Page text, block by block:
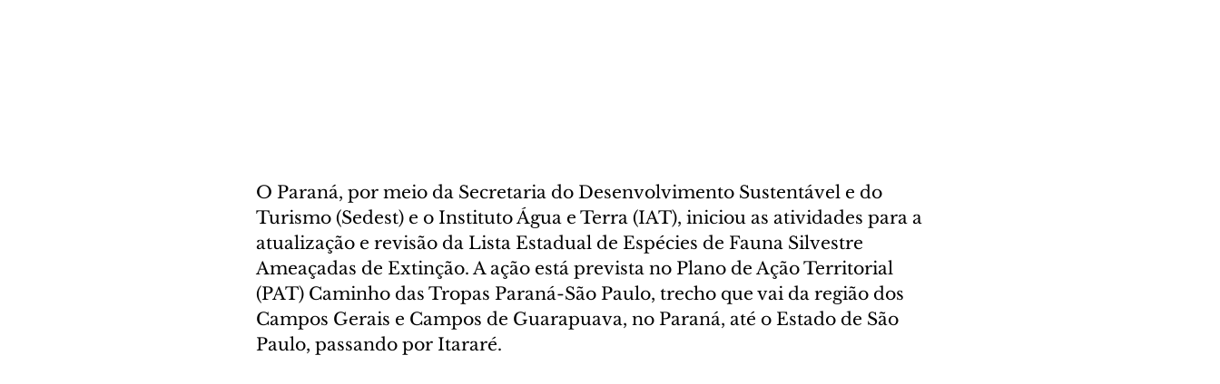
O Paraná, por meio da Secretaria do Desenvolvimento Sustentável e do
Turismo (Sedest) e o Instituto Água e Terra (IAT), iniciou as atividades para a
atualização e revisão da Lista Estadual de Espécies de Fauna Silvestre
Ameaçadas de Extinção. A ação está prevista no Plano de Ação Territorial
(PAT) Caminho das Tropas Paraná-São Paulo, trecho que vai da região dos
Campos Gerais e Campos de Guarapuava, no Paraná, até o Estado de São
Paulo, passando por Itararé.